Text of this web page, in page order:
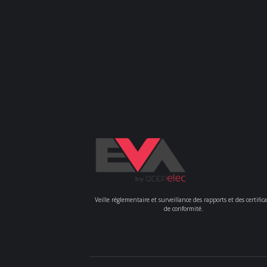
Veille réglementaire et surveillance des rapports et des
de conformité.